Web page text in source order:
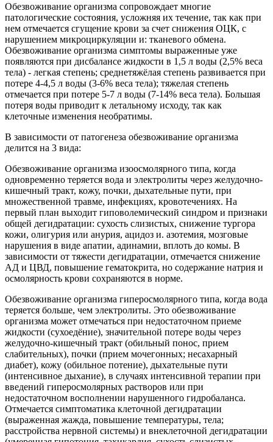
Обезвоживание организма сопровождает многие
патологические состояния, усложняя их течение, так как при
нем отмечается сгущение крови за счет снижения ОЦК, с
нарушением микроциркуляции и: тканевого обмена.
Обезвоживание организма симптомы выраженные уже
появляются при дисбалансе жидкости в 1,5 л воды (2,5% веса
тела) - легкая степень; среднетяжёлая степень развивается при
потере 4-4,5 л воды (3-6% веса тела); тяжелая степень
отмечается при потере 5-7 л воды (7-14% веса тела). Большая
потеря воды приводит к летальному исходу, так как
клеточные изменения необратимы.
В зависимости от патогенеза обезвоживание организма
делится на 3 вида:
Обезвоживание организма изоосмолярного типа, когда
одновременно теряется вода и электролиты через желудочно-
кишечный тракт, кожу, почки, дыхательные пути, при
множественной травме, инфекциях, кровотечениях. На
первый план выходит гиповолемический синдром и признаки
общей дегидратации: сухость слизистых, снижение тургора
кожи, олигурия или анурия, ацидоз и. азотемия, мозговые
нарушения в виде апатии, адинамии, вплоть до комы. В
зависимости от тяжести дегидратации, отмечается снижение
АД и ЦВД, повышение гематокрита, но содержание натрия и
осмолярность крови сохраняются в норме.
Обезвоживание организма гиперосмолярного типа, когда вода
теряется больше, чем электролиты. Это обезвоживание
организма может отмечаться при недостаточном приеме
жидкости (сухоедёние), значительной потере воды через
желудочно-кишечный тракт (обильный понос, прием
слабительных), почки (прием мочегонных; несахарный
диабет), кожу (обильное потение), дыхательные пути
(интенсивное дыхание), в случаях интенсивной терапии при
введений гиперосмолярных растворов или при
недостаточном восполнении нарушенного гидробаланса.
Отмечается симптоматика клеточной дегидратации
(выраженная жажда, повышение температуры, тела;
расстройства нервной системы) и внеклеточной дегидратации